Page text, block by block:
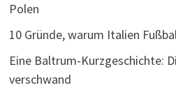
Polen
10 Gründe, warum Italien
Eine Baltrum-Kurzgeschichte:
verschwand